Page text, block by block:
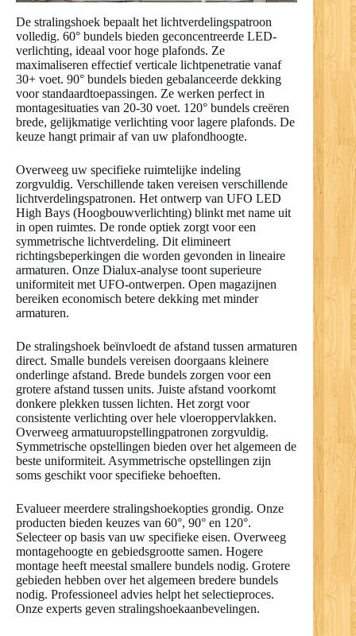
De stralingshoek bepaalt het lichtverdelingspatroon
volledig. 60° bundels bieden geconcentreerde LED-
verlichting, ideaal voor hoge plafonds. Ze
maximaliseren effectief verticale lichtpenetratie vanaf
30+ voet. 90° bundels bieden gebalanceerde dekking
voor standaardtoepassingen. Ze werken perfect in
montagesituaties van 20-30 voet. 120° bundels creëren
brede, gelijkmatige verlichting voor lagere plafonds. De
keuze hangt primair af van uw plafondhoogte.
Overweeg uw specifieke ruimtelijke indeling
zorgvuldig. Verschillende taken vereisen verschillende
lichtverdelingspatronen. Het ontwerp van UFO LED
High Bays (Hoogbouwverlichting) blinkt met name uit
in open ruimtes. De ronde optiek zorgt voor een
symmetrische lichtverdeling. Dit elimineert
richtingsbeperkingen die worden gevonden in lineaire
armaturen. Onze Dialux-analyse toont superieure
uniformiteit met UFO-ontwerpen. Open magazijnen
bereiken economisch betere dekking met minder
armaturen.
De stralingshoek beïnvloedt de afstand tussen armaturen
direct. Smalle bundels vereisen doorgaans kleinere
onderlinge afstand. Brede bundels zorgen voor een
grotere afstand tussen units. Juiste afstand voorkomt
donkere plekken tussen lichten. Het zorgt voor
consistente verlichting over hele vloeroppervlakken.
Overweeg armatuuropstellingpatronen zorgvuldig.
Symmetrische opstellingen bieden over het algemeen de
beste uniformiteit. Asymmetrische opstellingen zijn
soms geschikt voor specifieke behoeften.
Evalueer meerdere stralingshoekopties grondig. Onze
producten bieden keuzes van 60°, 90° en 120°.
Selecteer op basis van uw specifieke eisen. Overweeg
montagehoogte en gebiedsgrootte samen. Hogere
montage heeft meestal smallere bundels nodig. Grotere
gebieden hebben over het algemeen bredere bundels
nodig. Professioneel advies helpt het selectieproces.
Onze experts geven stralingshoekaanbevelingen.